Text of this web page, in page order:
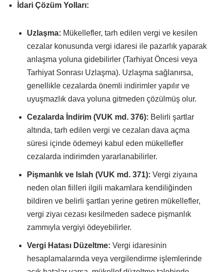
İdari Çözüm Yolları:
Uzlaşma: Mükellefler, tarh edilen vergi ve kesilen
cezalar konusunda vergi idaresi ile pazarlık yaparak
anlaşma yoluna gidebilirler (Tarhiyat Öncesi veya
Tarhiyat Sonrası Uzlaşma). Uzlaşma sağlanırsa,
genellikle cezalarda önemli indirimler yapılır ve
uyuşmazlık dava yoluna gitmeden çözülmüş olur.
Cezalarda İndirim (VUK md. 376): Belirli şartlar
altında, tarh edilen vergi ve cezaları dava açma
süresi içinde ödemeyi kabul eden mükellefler
cezalarda indirimden yararlanabilirler.
Pişmanlık ve Islah (VUK md. 371): Vergi ziyaına
neden olan fiilleri ilgili makamlara kendiliğinden
bildiren ve belirli şartları yerine getiren mükellefler,
vergi ziyaı cezası kesilmeden sadece pişmanlık
zammıyla vergiyi ödeyebilirler.
Vergi Hatası Düzeltme: Vergi idaresinin
hesaplamalarında veya vergilendirme işlemlerinde